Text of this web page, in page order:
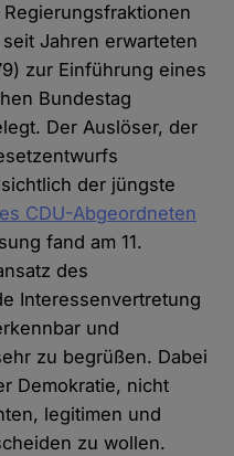
Jahren erwarteten
zur Einführung eines
Bundestag
Der Auslöser, der
der jüngste
CDU-Abgeordneten
fand am 11.
des
Interessenvertretung
und
zu begrüßen. Dabei
Demokratie, nicht
legitimen und
zu wollen.